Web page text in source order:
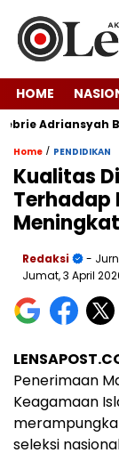
HOME
Adriansyah
Home / PENDIDIKAN
Kualitas
Terhadap
Meningkat
Redaksi
-
Jumat, 3 April
Penerimaan
Keagamaan
seleksi